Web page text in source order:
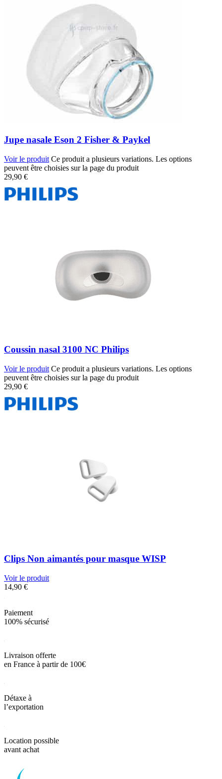
Jupe nasale Eson 2 Fisher & Paykel
Voir le produit Ce produit a plusieurs variations. Les options
peuvent être choisies sur la page du produit
29,90 €
Coussin nasal 3100 NC Philips
Voir le produit Ce produit a plusieurs variations. Les options
peuvent être choisies sur la page du produit
29,90 €
Clips Non aimantés pour masque WISP
Voir le produit
14,90 €
Paiement
100% sécurisé
Livraison offerte
en France à partir de 100€
Détaxe à
l’exportation
Location possible
avant achat